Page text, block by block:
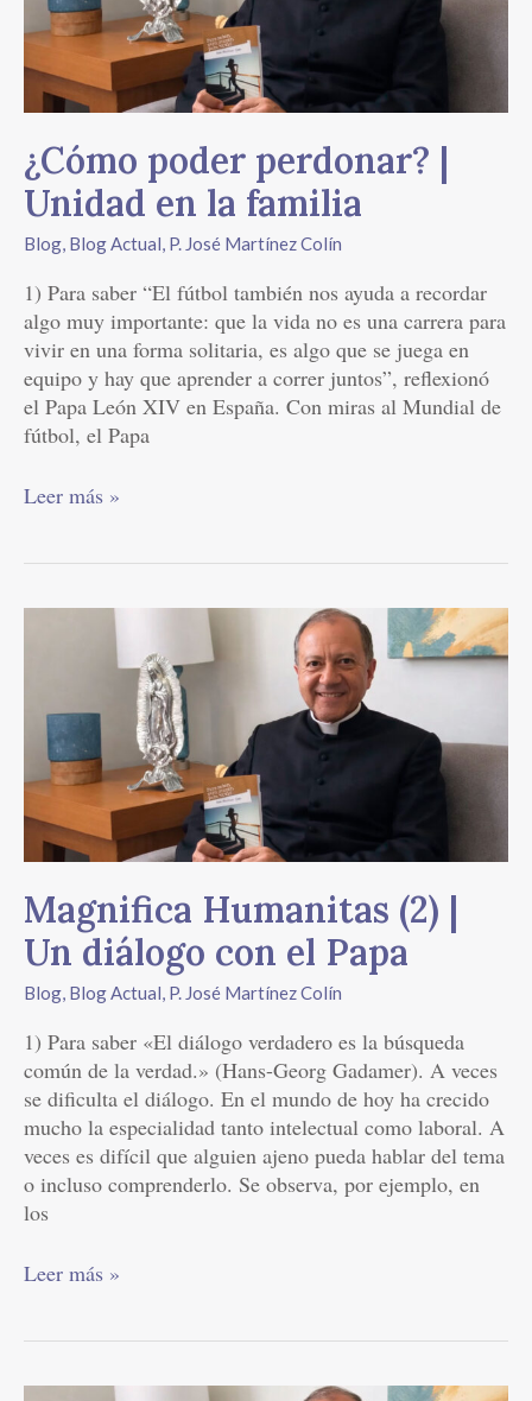
¿Cómo poder perdonar? |
Unidad en la familia
Blog, Blog Actual, P. José Martínez Colín
1) Para saber “El fútbol también nos ayuda a recordar
algo muy importante: que la vida no es una carrera para
vivir en una forma solitaria, es algo que se juega en
equipo y hay que aprender a correr juntos”, reflexionó
el Papa León XIV en España. Con miras al Mundial de
fútbol, el Papa
la
familia
Leer más »
Magnifica Humanitas (2) |
Un diálogo con el Papa
Blog, Blog Actual, P. José Martínez Colín
1) Para saber «El diálogo verdadero es la búsqueda
común de la verdad.» (Hans-Georg Gadamer). A veces
se dificulta el diálogo. En el mundo de hoy ha crecido
mucho la especialidad tanto intelectual como laboral. A
veces es difícil que alguien ajeno pueda hablar del tema
o incluso comprenderlo. Se observa, por ejemplo, en
los
diálogo
con
el
Papa
Leer más »